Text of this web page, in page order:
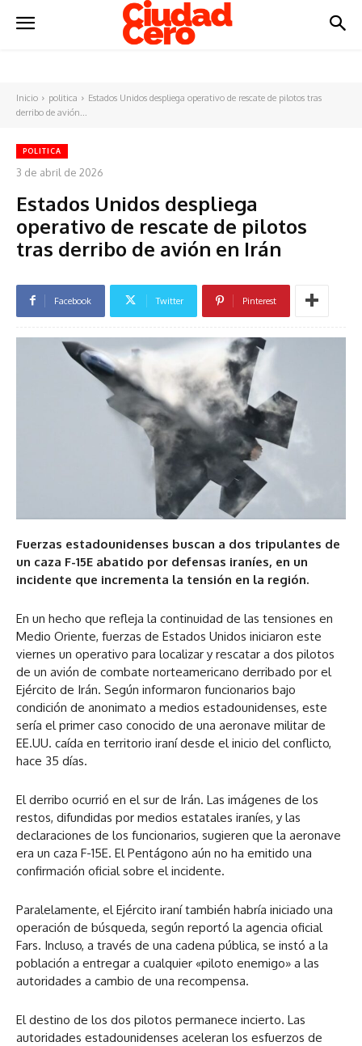
Inicio politica
Estados Unidos despliega operativo de rescate de pilotos tras
derribo de avión...
POLITICA
3 de abril de 2026
Estados Unidos despliega
operativo de rescate de pilotos
tras derribo de avión en Irán
Facebook Twitter Pinterest
Fuerzas estadounidenses buscan a dos tripulantes de
un caza F-15E abatido por defensas iraníes, en un
incidente que incrementa la tensión en la región.
En un hecho que refleja la continuidad de las tensiones en
Medio Oriente, fuerzas de Estados Unidos iniciaron este
viernes un operativo para localizar y rescatar a dos pilotos
de un avión de combate norteamericano derribado por el
Ejército de Irán. Según informaron funcionarios bajo
condición de anonimato a medios estadounidenses, este
sería el primer caso conocido de una aeronave militar de
EE.UU. caída en territorio iraní desde el inicio del conflicto,
hace 35 días.
El derribo ocurrió en el sur de Irán. Las imágenes de los
restos, difundidas por medios estatales iraníes, y las
declaraciones de los funcionarios, sugieren que la aeronave
era un caza F-15E. El Pentágono aún no ha emitido una
confirmación oficial sobre el incidente.
Paralelamente, el Ejército iraní también habría iniciado una
operación de búsqueda, según reportó la agencia oficial
Fars. Incluso, a través de una cadena pública, se instó a la
población a entregar a cualquier «piloto enemigo» a las
autoridades a cambio de una recompensa.
El destino de los dos pilotos permanece incierto. Las
autoridades estadounidenses aceleran los esfuerzos de